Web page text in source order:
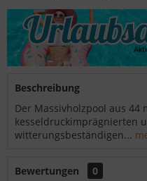
Beschreibung
Der Massivholzpool aus 44
kesseldruckimprägnierten
witterungsbeständigen...
Bewertungen
0